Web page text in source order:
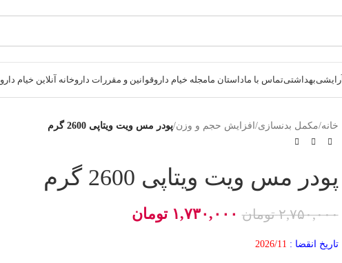
آرایشیبهداشتیتماس با ماداستان مامجله خیام داروقوانین و مقررات داروخانه آنلاین خیام دارو 1405
خانه/مکمل بدنسازی/ افزایش حجم و وزن/پودر مس ویت ویتاپی 2600 گرم
پودر مس ویت ویتاپی 2600 گرم
۲,۷۵۰,۰۰۰ تومان ۱,۷۳۰,۰۰۰ تومان
تاریخ انقضا : 2026/11